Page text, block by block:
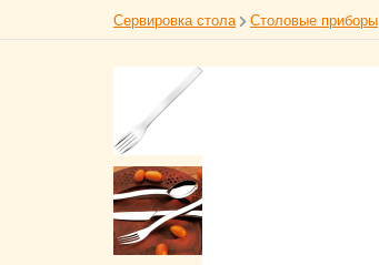
Сервировка стола Столовые приборы